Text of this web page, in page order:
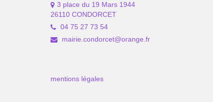
3 place du 19 Mars 1944
26110 CONDORCET
04 75 27 73 54
mairie.condorcet@orange.fr
mentions légales